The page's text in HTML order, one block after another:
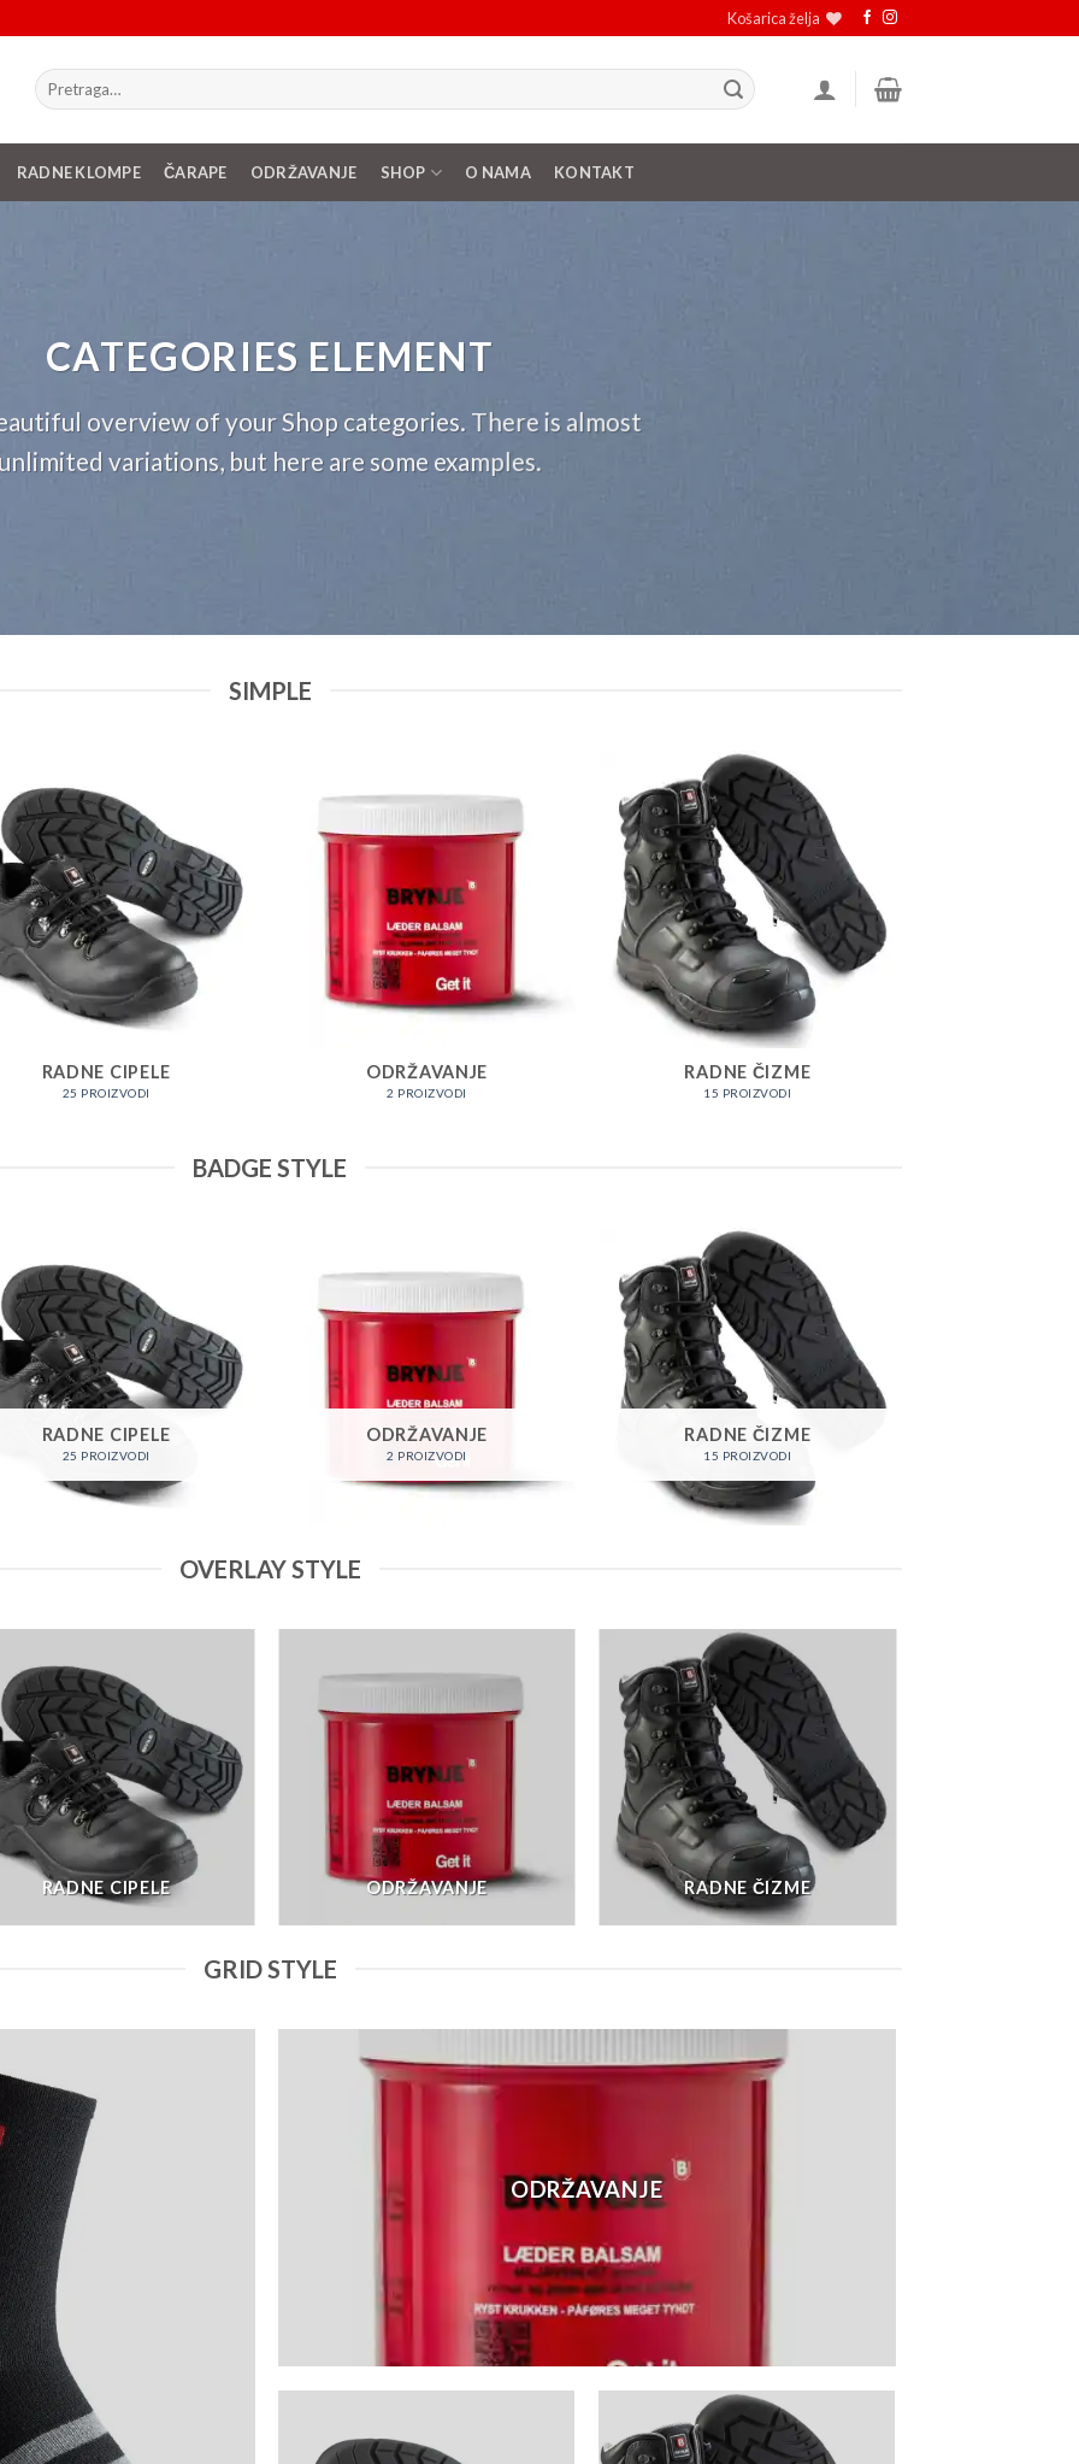
Košarica želja
Pretraži:
RADNE KLOMPE ČARAPE ODRŽAVANJE SHOP O NAMA KONTAKT
CATEGORIES ELEMENT
overview of your Shop categories. There is almost
unlimited variations, but here are some examples.
SIMPLE
RADNE CIPELE
25 PROIZVODI
ODRŽAVANJE
2 PROIZVODI
RADNE ČIZME
15 PROIZVODI
BADGE STYLE
RADNE CIPELE
25 PROIZVODI
ODRŽAVANJE
2 PROIZVODI
RADNE ČIZME
15 PROIZVODI
OVERLAY STYLE
RADNE CIPELE ODRŽAVANJE RADNE ČIZME
GRID STYLE
ODRŽAVANJE